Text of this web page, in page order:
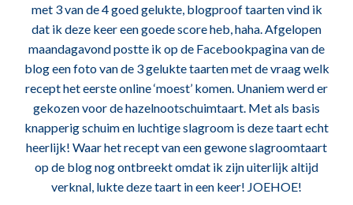
met 3 van de 4 goed gelukte, blogproof taarten vind ik
dat ik deze keer een goede score heb, haha. Afgelopen
maandagavond postte ik op de Facebookpagina van de
blog een foto van de 3 gelukte taarten met de vraag welk
recept het eerste online ‘moest’ komen. Unaniem werd er
gekozen voor de hazelnootschuimtaart. Met als basis
knapperig schuim en luchtige slagroom is deze taart echt
heerlijk! Waar het recept van een gewone slagroomtaart
op de blog nog ontbreekt omdat ik zijn uiterlijk altijd
verknal, lukte deze taart in een keer! JOEHOE!